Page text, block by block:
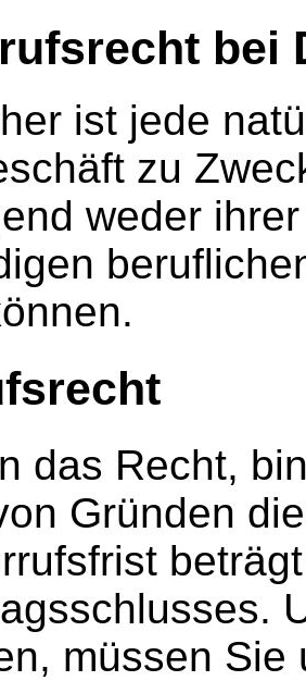
bei
ist jede
zu
weder
das Recht,
Gründen
müssen Sie